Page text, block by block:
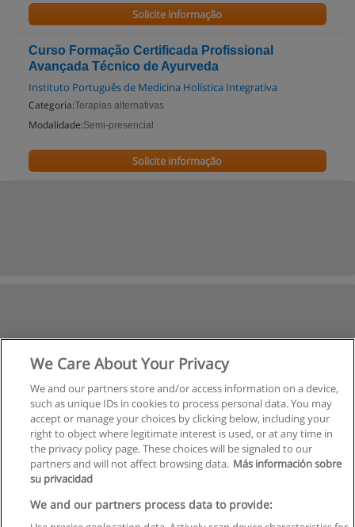
Solicite informação
Curso Formação Certificada Profissional
Avançada Técnico de Ayurveda
Instituto Português de Medicina Holística Integrativa
Categoria:Terapias alternativas
Modalidade:Semi-presencial
Solicite informação
We Care About Your Privacy
We and our partners store and/or access information on a device,
such as unique IDs in cookies to process personal data. You may
accept or manage your choices by clicking below, including your
right to object where legitimate interest is used, or at any time in
the privacy policy page. These choices will be signaled to our
partners and will not affect browsing data. Más información sobre
su privacidad
We and our partners process data to provide: